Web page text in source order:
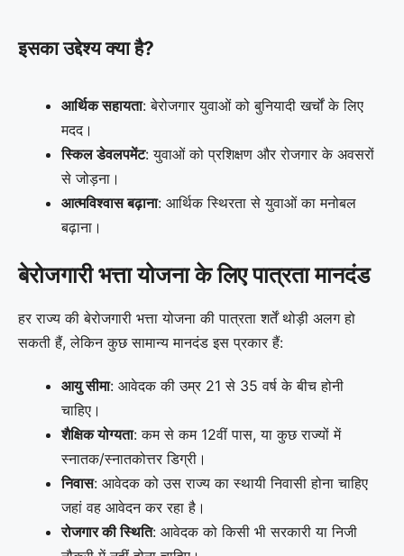
इसका उद्देश्य क्या है?
आर्थिक सहायता: बेरोजगार युवाओं को बुनियादी खर्चों के लिए
मदद।
स्किल डेवलपमेंट: युवाओं को प्रशिक्षण और रोजगार के अवसरों
से जोड़ना।
आत्मविश्वास बढ़ाना: आर्थिक स्थिरता से युवाओं का मनोबल
बढ़ाना।
बेरोजगारी भत्ता योजना के लिए पात्रता मानदंड
हर राज्य की बेरोजगारी भत्ता योजना की पात्रता शर्तें थोड़ी अलग हो
सकती हैं, लेकिन कुछ सामान्य मानदंड इस प्रकार हैं:
आयु सीमा: आवेदक की उम्र 21 से 35 वर्ष के बीच होनी
चाहिए।
शैक्षिक योग्यता: कम से कम 12वीं पास, या कुछ राज्यों में
स्नातक/स्नातकोत्तर डिग्री।
निवास: आवेदक को उस राज्य का स्थायी निवासी होना चाहिए
जहां वह आवेदन कर रहा है।
रोजगार की स्थिति: आवेदक को किसी भी सरकारी या निजी